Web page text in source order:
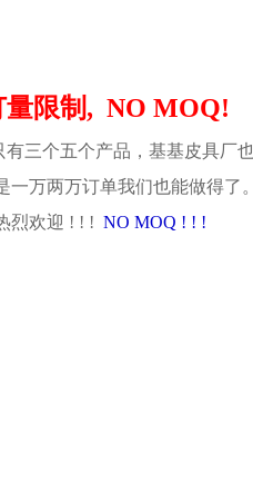
量限制, NO MOQ!
三个五个产品，基基皮具厂
一万两万订单我们也能做得了
烈欢迎 ! ! ! NO MOQ ! ! !